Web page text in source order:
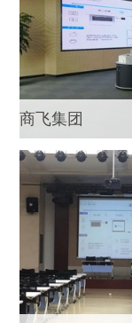
商飞集团